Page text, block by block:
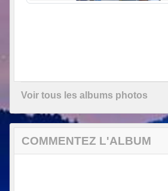
Voir tous les albums photos
COMMENTEZ L'ALBUM